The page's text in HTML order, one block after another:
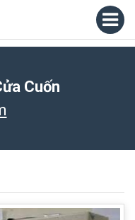
Cuốn